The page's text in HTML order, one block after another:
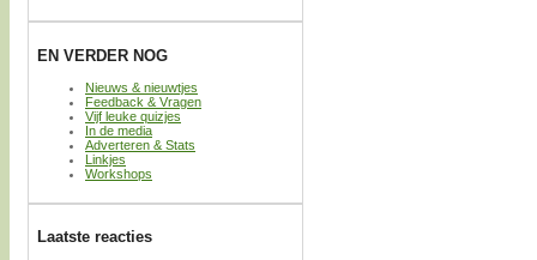
EN VERDER NOG
Nieuws & nieuwtjes
Feedback & Vragen
Vijf leuke quizjes
In de media
Adverteren & Stats
Linkjes
Workshops
Laatste reacties